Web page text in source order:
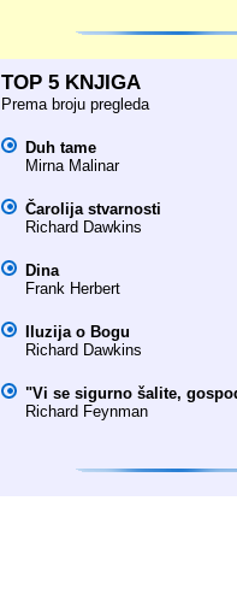
TOP 5 KNJIGA
Prema broju pregleda
Duh tame
Mirna Malinar
Čarolija stvarnosti
Richard Dawkins
Dina
Frank Herbert
Iluzija o Bogu
Richard Dawkins
"Vi se sigurno šalite,
Richard Feynman